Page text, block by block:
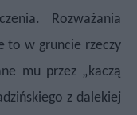
Rozważania
to w gruncie rzeczy
mu przez „kaczą
z dalekiej